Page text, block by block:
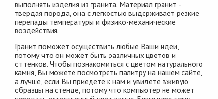
выполнять изделия из гранита. Материал гранит -
твердая порода, она с легкостью выдерживает резкие
перепады температуры и физико-механические
воздействия.
Гранит поможет осуществить любые Ваши идеи,
потому что он может быть различных цветов и
оттенков. Чтобы познакомиться с цветом натурального
камня, Вы можете посмотреть палитру на нашем сайте,
а лучше, если Вы приедете к нам и увидете вживую
образцы на стенде, потому что компьютер не может